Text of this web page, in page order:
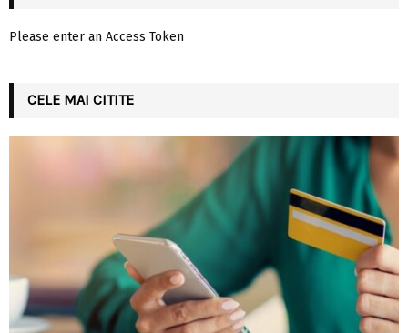
Please enter an Access Token
CELE MAI CITITE